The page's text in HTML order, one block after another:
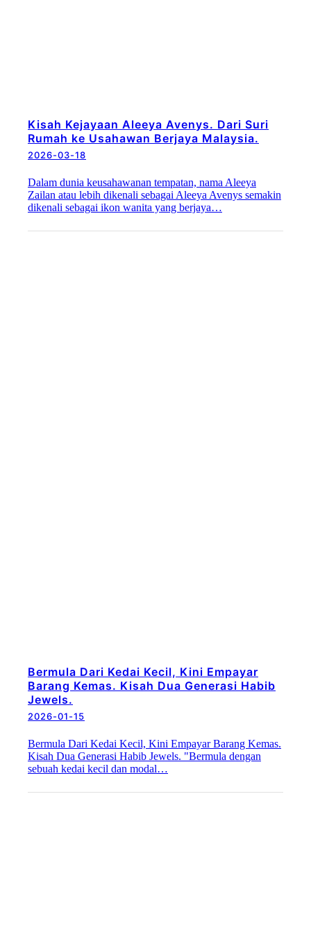
Kisah Kejayaan Aleeya Avenys. Dari Suri
Rumah ke Usahawan Berjaya Malaysia.
2026-03-18
Dalam dunia keusahawanan tempatan, nama Aleeya
Zailan atau lebih dikenali sebagai Aleeya Avenys semakin
dikenali sebagai ikon wanita yang berjaya…
Bermula Dari Kedai Kecil, Kini Empayar
Barang Kemas. Kisah Dua Generasi Habib
Jewels.
2026-01-15
Bermula Dari Kedai Kecil, Kini Empayar Barang Kemas.
Kisah Dua Generasi Habib Jewels. "Bermula dengan
sebuah kedai kecil dan modal…